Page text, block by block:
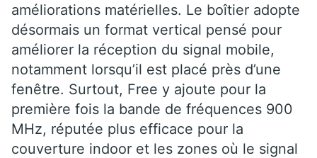
améliorations matérielles. Le boîtier adopte
désormais un format vertical pensé pour
améliorer la réception du signal mobile,
notamment lorsqu’il est placé près d’une
fenêtre. Surtout, Free y ajoute pour la
première fois la bande de fréquences 900
MHz, réputée plus efficace pour la
couverture indoor et les zones où le signal